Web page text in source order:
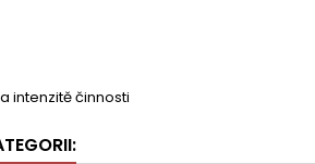
intenzitě činnosti